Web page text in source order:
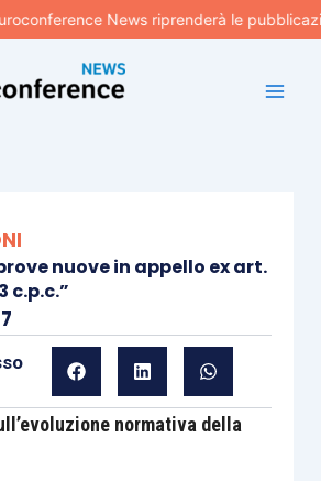
News riprenderà le pubblicazioni il 31
nuove in appello ex art.
c.p.c.”
normativa della